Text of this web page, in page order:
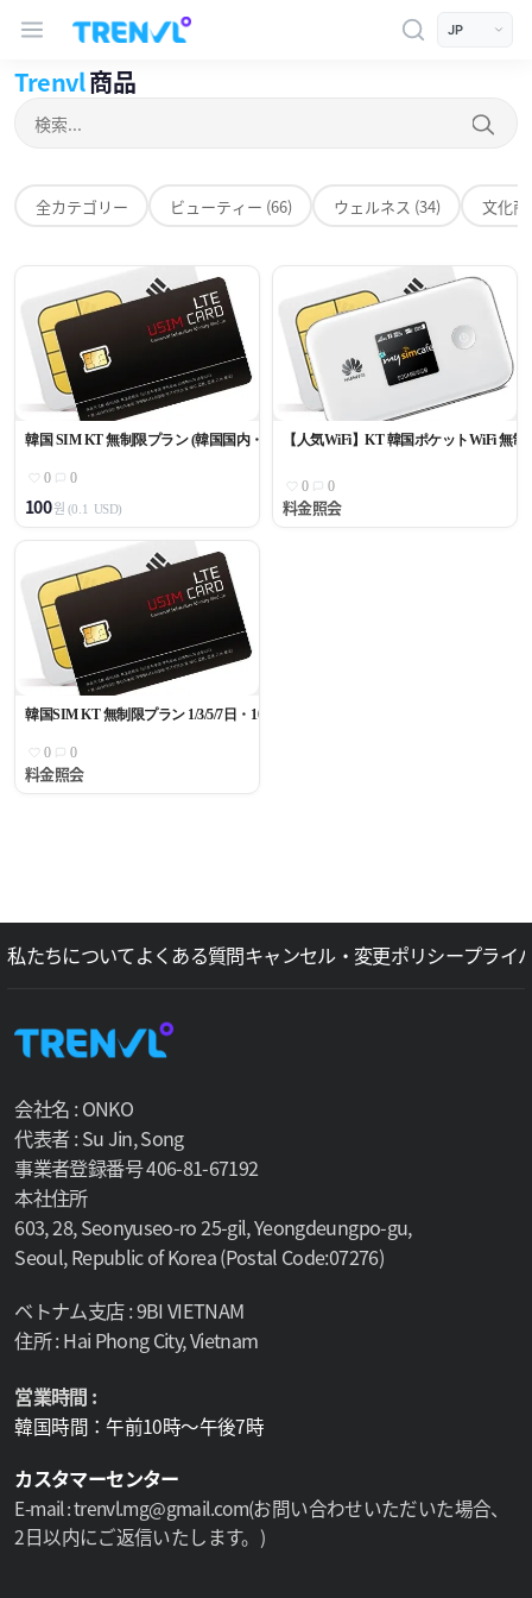
언어 선택
Products
Trenvl商品
検索
全カテゴリー ビューティー (66) ウェルネス (34) 文化商
韓国 SIM KT 無制限プラン (韓国国内・国際データ無制限)
0 0
100원 (0.1 USD)
【人気WiFi】KT 韓国ポケットWiFi 無制
0 0
料金照会
韓国SIM KT 無制限プラン 1/3/5/7日・10/15/30日
0 0
料金照会
私たちについてよくある質問キャンセル・変更ポリシープライ
会社名 : ONKO
代表者 : Su Jin, Song
事業者登録番号 406-81-67192
本社住所
603, 28, Seonyuseo-ro 25-gil, Yeongdeungpo-gu,
Seoul, Republic of Korea (Postal Code:07276)
ベトナム支店 : 9BI VIETNAM
住所 : Hai Phong City, Vietnam
営業時間 :
韓国時間：午前10時～午後7時
カスタマーセンター
E-mail : trenvl.mg@gmail.com(お問い合わせいただいた場合、
2日以内にご返信いたします。)